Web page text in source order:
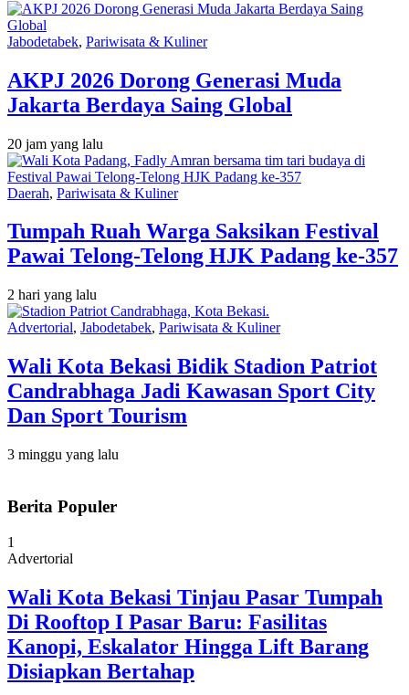
Jabodetabek, Pariwisata & Kuliner
AKPJ 2026 Dorong Generasi Muda
Jakarta Berdaya Saing Global
20 jam yang lalu
Daerah, Pariwisata & Kuliner
Tumpah Ruah Warga Saksikan Festival
Pawai Telong-Telong HJK Padang ke-357
2 hari yang lalu
Advertorial, Jabodetabek, Pariwisata & Kuliner
Wali Kota Bekasi Bidik Stadion Patriot
Candrabhaga Jadi Kawasan Sport City
Dan Sport Tourism
3 minggu yang lalu
Berita Populer
1
Advertorial
Wali Kota Bekasi Tinjau Pasar Tumpah
Di Rooftop I Pasar Baru: Fasilitas
Kanopi, Eskalator Hingga Lift Barang
Disiapkan Bertahap